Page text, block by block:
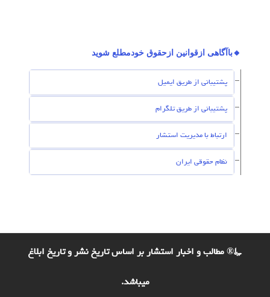
🔸باآگاهی ازقوانین ازحقوق خودمطلع شوید
پشتیبانی از طریق ایمیل
پشتیبانی از طریق تلگرام
ارتباط با مدیریت استشار
نظام حقوقی ایران
©® مطالب و اخبار استشار بر اساس تاریخ نشر و تاریخ ابلاغ
میباشد.